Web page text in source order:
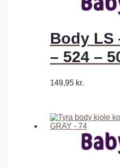
Body LS
– 524 –
149,95 kr.